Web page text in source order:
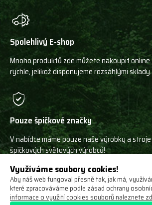
Spolehlivý E-shop
Mnoho produktů zde můžete nakoupit
rychle, jelikož disponujeme rozsáhlými sklady.
Pouze špičkové značky
V nabídce máme pouze naše výrobky a
špičkových světových výrobců!
Využíváme soubory cookies!
Aby náš web fungoval přesně tak, jak má,
které zpracováváme podle zásad ochrany
informace o využití cookies souborů naleznete